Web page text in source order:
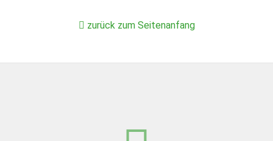
zurück zum Seitenanfang